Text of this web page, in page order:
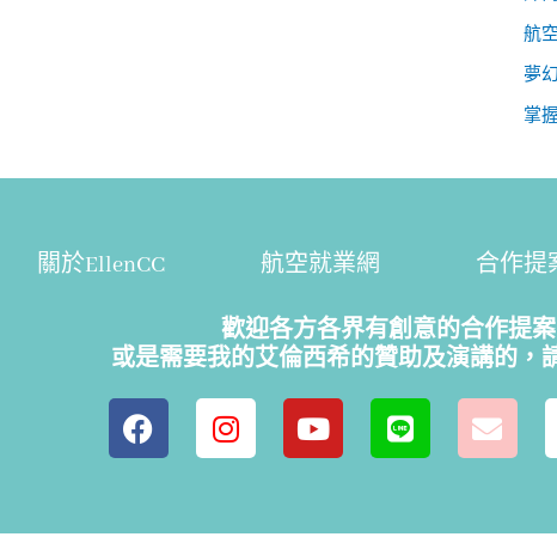
航
夢
掌
關於EllenCC 航空就業網 合作提
歡迎各方各界有創意的合作提案
或是需要我的艾倫西希的贊助及演講的，